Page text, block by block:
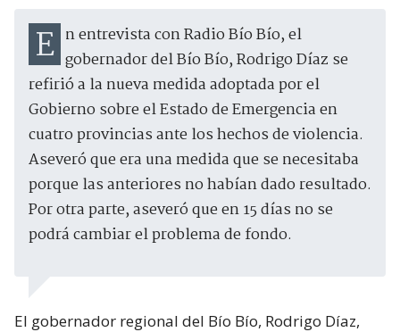
En entrevista con Radio Bío Bío, el gobernador del Bío Bío, Rodrigo Díaz se
refirió a la nueva medida adoptada por el
Gobierno sobre el Estado de Emergencia en
cuatro provincias ante los hechos de violencia.
Aseveró que era una medida que se necesitaba
porque las anteriores no habían dado resultado.
Por otra parte, aseveró que en 15 días no se
podrá cambiar el problema de fondo.
El gobernador regional del Bío Bío, Rodrigo Díaz,